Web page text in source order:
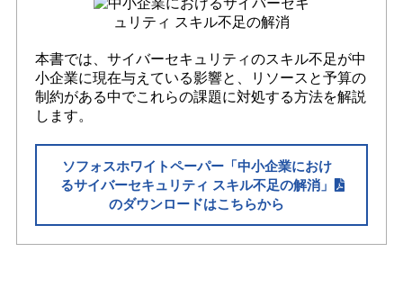
本書では、サイバーセキュリティのスキル不足が中
小企業に現在与えている影響と、リソースと予算の
制約がある中でこれらの課題に対処する方法を解説
します。
ソフォスホワイトペーパー「中小企業におけ
るサイバーセキュリティ スキル不足の解消」
のダウンロードはこちらから